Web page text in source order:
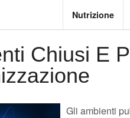
Nutrizione
Chiusi E
Gli ambienti